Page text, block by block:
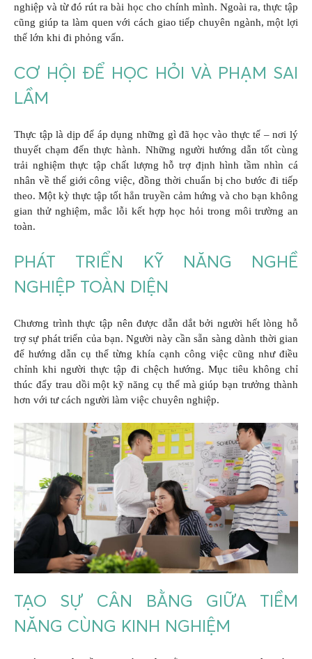
nghiệp và từ đó rút ra bài học cho chính mình. Ngoài ra, thực tập
cũng giúp ta làm quen với cách giao tiếp chuyên ngành, một lợi
thế lớn khi đi phỏng vấn.
CƠ HỘI ĐỂ HỌC HỎI VÀ PHẠM SAI
LẦM
Thực tập là dịp để áp dụng những gì đã học vào thực tế – nơi lý
thuyết chạm đến thực hành. Những người hướng dẫn tốt cùng
trải nghiệm thực tập chất lượng hỗ trợ định hình tầm nhìn cá
nhân về thế giới công việc, đồng thời chuẩn bị cho bước đi tiếp
theo. Một kỳ thực tập tốt hẳn truyền cảm hứng và cho bạn không
gian thử nghiệm, mắc lỗi kết hợp học hỏi trong môi trường an
toàn.
PHÁT TRIỂN KỸ NĂNG NGHỀ
NGHIỆP TOÀN DIỆN
Chương trình thực tập nên được dẫn dắt bởi người hết lòng hỗ
trợ sự phát triển của bạn. Người này cần sẵn sàng dành thời gian
để hướng dẫn cụ thể từng khía cạnh công việc cũng như điều
chỉnh khi người thực tập đi chệch hướng. Mục tiêu không chỉ
thúc đẩy trau dồi một kỹ năng cụ thể mà giúp bạn trưởng thành
hơn với tư cách người làm việc chuyên nghiệp.
TẠO SỰ CÂN BẰNG GIỮA TIỀM
NĂNG CÙNG KINH NGHIỆM